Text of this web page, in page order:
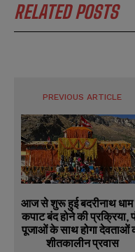
RELATED POSTS
PREVIOUS ARTICLE
आज से शुरू हुई बदरीनाथ
कपाट बंद होने की प्रक्रिया,
पूजाओं के साथ होगा देवताओं
शीतकालीन प्रवास